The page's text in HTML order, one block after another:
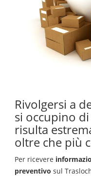
Rivolgersi a
si occupino
risulta
oltre che più
Per ricevere
preventivo sul